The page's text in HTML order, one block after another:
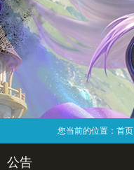
您当前的位置： 首页
公告